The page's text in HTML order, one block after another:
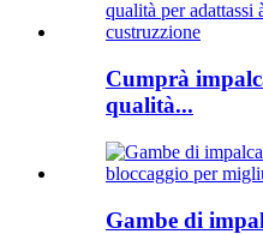
Cumprà
qualità...
Gambe di